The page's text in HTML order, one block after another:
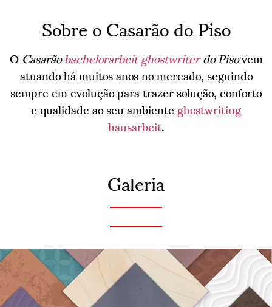
Sobre o Casarão do Piso
OCasarãobachelorarbeit ghostwriterdo Pisovem
atuando há muitos anos no mercado, seguindo
sempre em evolução para trazer solução, conforto
e qualidade ao seu ambienteghostwriting
hausarbeit.
Galeria